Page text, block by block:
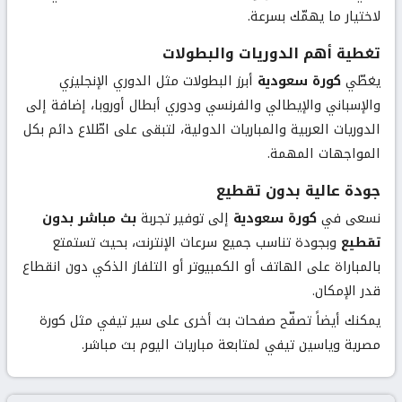
لاختيار ما يهمّك بسرعة.
تغطية أهم الدوريات والبطولات
يغطّيكورة سعودية أبرز البطولات مثل الدوري الإنجليزي
والإسباني والإيطالي والفرنسي ودوري أبطال أوروبا، إضافة إلى
الدوريات العربية والمباريات الدولية، لتبقى على اطّلاع دائم بكل
المواجهات المهمة.
جودة عالية بدون تقطيع
نسعى فيكورة سعودية إلى توفير تجربةبث مباشر بدون
تقطيع وبجودة تناسب جميع سرعات الإنترنت، بحيث تستمتع
بالمباراة على الهاتف أو الكمبيوتر أو التلفاز الذكي دون انقطاع
قدر الإمكان.
يمكنك أيضاً تصفّح صفحات بث أخرى على سير تيفي مثل كورة
مصرية وياسين تيفي لمتابعة مباريات اليوم بث مباشر.